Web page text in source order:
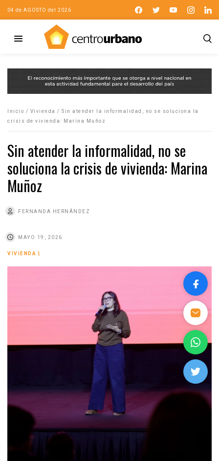
04 de AGOSTO del 2026
Inicio / Vivienda / Sin atender la informalidad, no se soluciona la
crisis de vivienda: Marina Muñoz
Sin atender la informalidad, no se
soluciona la crisis de vivienda: Marina
Muñoz
FERNANDA HERNÁNDEZ
MAYO 19, 2026
VIVIENDA